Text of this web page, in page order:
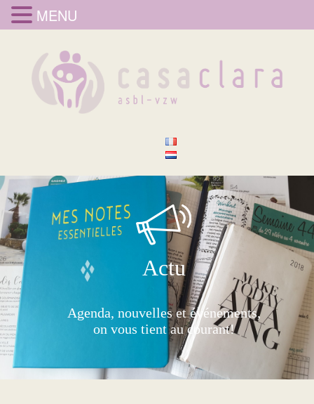
Actu
Agenda, nouvelles et événements,
on vous tient au courant!
MENU